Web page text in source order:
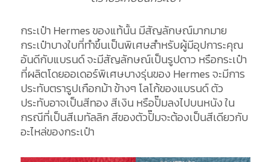
กระเป๋า Hermes ของแท้นั้น มีสัญลักษณ์มากมาย
กระเป๋าบางใบที่ทำขึ้นเป็นพิเศษสำหรับผู้มีอุปการะคุณ
อันดีกับแบรนด์ จะมีสัญลักษณ์เป็นรูปดาว หรือกระเป๋า
ที่ผลิตโดยออเดอร์พิเศษบางรุ่นของ Hermes จะมีการ
ประทับตรารูปเกือกม้า ข้างๆ โลโก้ของแบรนด์ ตัว
ประทับอาจเป็นสีทอง สีเงิน หรือปั๊มลงไปบนหนัง ใน
กรณีที่เป็นสีเมทัลลิก สีของตัวปั๊มจะต้องเป็นสีเดียวกับ
อะไหล่ของกระเป๋า